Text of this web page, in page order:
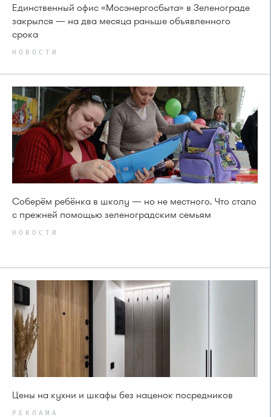
Единственный офис «Мосэнергосбыта» в Зеленограде
закрылся — на два месяца раньше объявленного
срока
НОВОСТИ
Соберём ребёнка в школу — но не местного. Что стало
с прежней помощью зеленоградским семьям
НОВОСТИ
Цены на кухни и шкафы без наценок посредников
РЕКЛАМА